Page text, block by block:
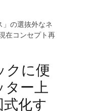
の選抜外なネ
在コンセプト再
クに便
ター上
化す